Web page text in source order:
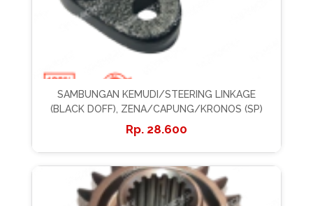
SAMBUNGAN KEMUDI/STEERING LINKAGE
(BLACK DOFF), ZENA/CAPUNG/KRONOS (SP)
28.600